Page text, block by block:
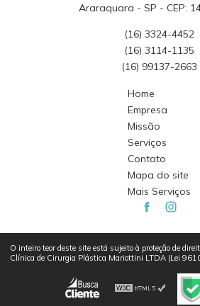
Araraquara - SP - CEP:
(16) 3324-4452
(16) 3114-1135
(16) 99137-2663
Home
Empresa
Missão
Serviços
Contato
Mapa do site
Mais Serviços
O inteiro teor deste site está sujeito à proteção de
Clínica de Cirurgia Plástica Mariottini LTDA (Lei